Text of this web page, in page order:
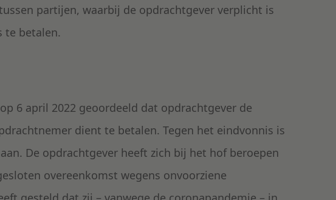
partijen, waarbij de opdrachtgever verplicht is
te betalen.
6 april 2022 geoordeeld dat opdrachtgever de
dient te betalen. Tegen het eindvonnis is
De opdrachtgever heeft zich bij het hof beroepen
overeenkomst wegens onvoorziene